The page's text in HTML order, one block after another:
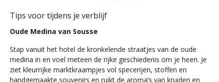
Tips voor tijdens je verblijf
Oude Medina van Sousse
Stap vanuit het hotel de kronkelende straatjes van de oude
medina in en voel meteen de rijke geschiedenis om je heen. Je
ziet kleurrijke marktkraampjes vol specerijen, stoffen en
handgemaakte souvenirs en ruikt de aroma’s van kruiden en